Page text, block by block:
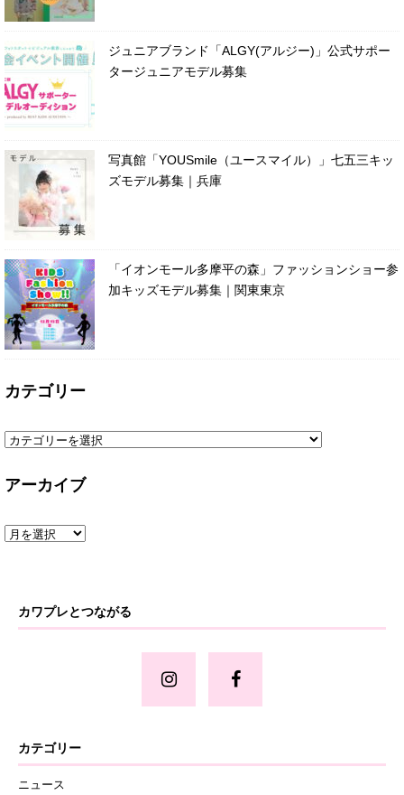
ジュニアブランド「ALGY(アルジー)」公式サポー
タージュニアモデル募集
写真館「YOUSmile（ユースマイル）」七五三キッ
ズモデル募集｜兵庫
「イオンモール多摩平の森」ファッションショー参
加キッズモデル募集｜関東東京
カテゴリー
アーカイブ
カワプレとつながる
カテゴリー
ニュース